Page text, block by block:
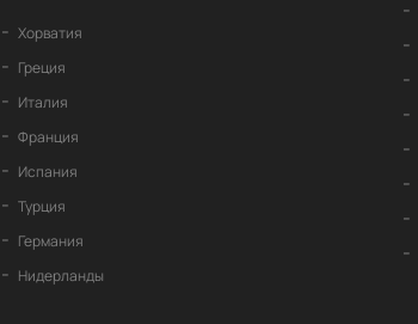
Хорватия
Греция
Италия
Франция
Испания
Турция
Германия
Нидерланды